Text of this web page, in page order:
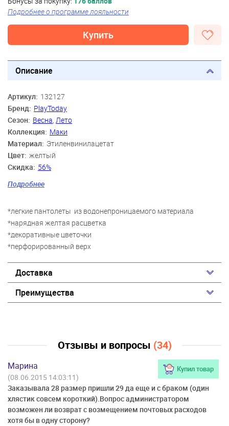
Подробнее о программе лояльности
Купить
Описание
Артикул: 132127
Бренд: PlayToday
Сезон: Весна, Лето
Коллекция: Маки
Материал: Этиленвинилацетат
Цвет: желтый
Скидка: 56%
Девочки
Возраст: 3 года, 4 года, 5 лет, 6 лет, 7 лет, 8 лет, 9 лет
Подробнее
*легкие пантолеты из водонепроницаемого материала
*нарядная желтая расцветка
*декоративные цветочки
*перфорированный верх
Доставка
Преимущества
Отзывы и вопросы (34)
Марина Купил товар
(08.06.2015 14:03:11)
Заказывала 28 размер пришли 29 да еще и с браком (один
хлястик совсем короткий).Вопрос администратором
возможен ли возврат с возмещением почтовых расходов
хотя бы в одну сторону?